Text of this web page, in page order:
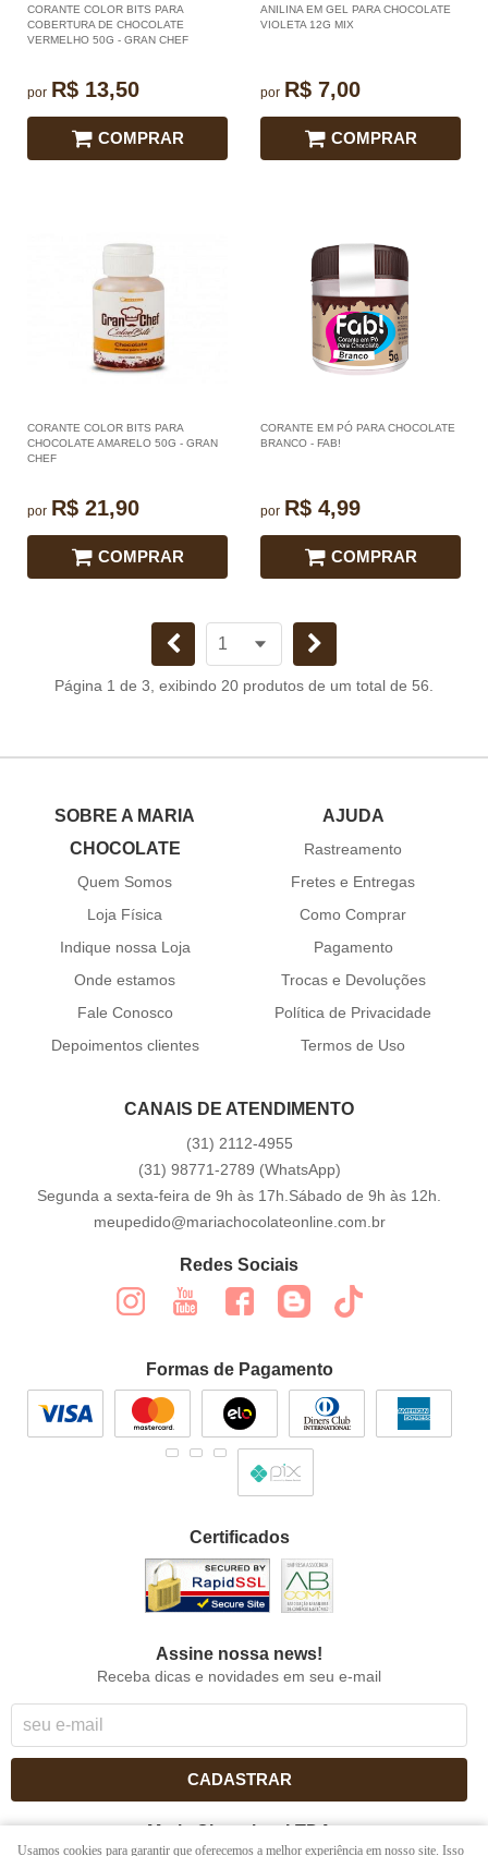
CORANTE COLOR BITS PARA
COBERTURA DE CHOCOLATE
VERMELHO 50G - GRAN CHEF
por R$ 13,50
COMPRAR
ANILINA EM GEL PARA CHOCOLATE
VIOLETA 12G MIX
por R$ 7,00
COMPRAR
CORANTE COLOR BITS PARA
CHOCOLATE AMARELO 50G - GRAN
CHEF
por R$ 21,90
COMPRAR
CORANTE EM PÓ PARA CHOCOLATE
BRANCO - FAB!
por R$ 4,99
COMPRAR
Página 1 de 3, exibindo 20 produtos de um total de 56.
SOBRE A MARIA
CHOCOLATE
Quem Somos
Loja Física
Indique nossa Loja
Onde estamos
Fale Conosco
Depoimentos clientes
AJUDA
Rastreamento
Fretes e Entregas
Como Comprar
Pagamento
Trocas e Devoluções
Política de Privacidade
Termos de Uso
CANAIS DE ATENDIMENTO
(31) 2112-4955
(31) 98771-2789 (WhatsApp)
Segunda a sexta-feira de 9h às 17h.Sábado de 9h às 12h.
meupedido@mariachocolateonline.com.br
Redes Sociais
Formas de Pagamento
Certificados
Assine nossa news!
Receba dicas e novidades em seu e-mail
CADASTRAR
Maria Chocolate LTDA
Usamos cookies para garantir que oferecemos a melhor experiência em nosso site. Isso